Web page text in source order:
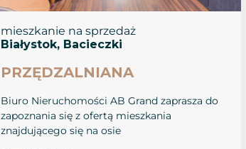
mieszkanie na sprzedaż
Białystok, Bacieczki
PRZĘDZALNIANA
Biuro Nieruchomości AB Grand zaprasza do
zapoznania się z ofertą mieszkania
znajdującego się na osie